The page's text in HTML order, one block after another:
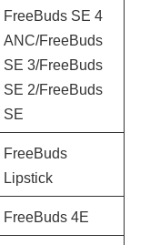
FreeBuds SE 4
ANC/FreeBuds
SE 3/FreeBuds
SE 2/FreeBuds
SE
FreeBuds
Lipstick
FreeBuds 4E